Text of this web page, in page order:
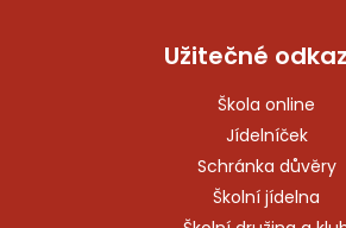
Užitečné
Škola online
Jídelníček
Schránka důvěry
Školní jídelna